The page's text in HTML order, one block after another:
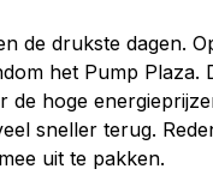
de drukste dagen.
het Pump Plaza.
de hoge
sneller terug.
uit te pakken.